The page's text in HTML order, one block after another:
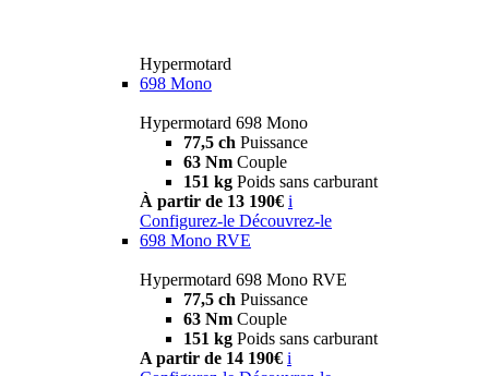
Hypermotard
698 Mono
Hypermotard 698 Mono
77,5 ch Puissance
63 Nm Couple
151 kg Poids sans carburant
À partir de 13 190€ i
Configurez-le Découvrez-le
698 Mono RVE
Hypermotard 698 Mono RVE
77,5 ch Puissance
63 Nm Couple
151 kg Poids sans carburant
A partir de 14 190€ i